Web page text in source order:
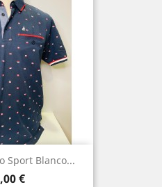
Sport Blanco...
€